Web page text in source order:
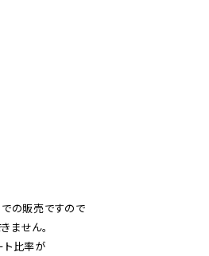
の販売ですので
ません。
ト比率が